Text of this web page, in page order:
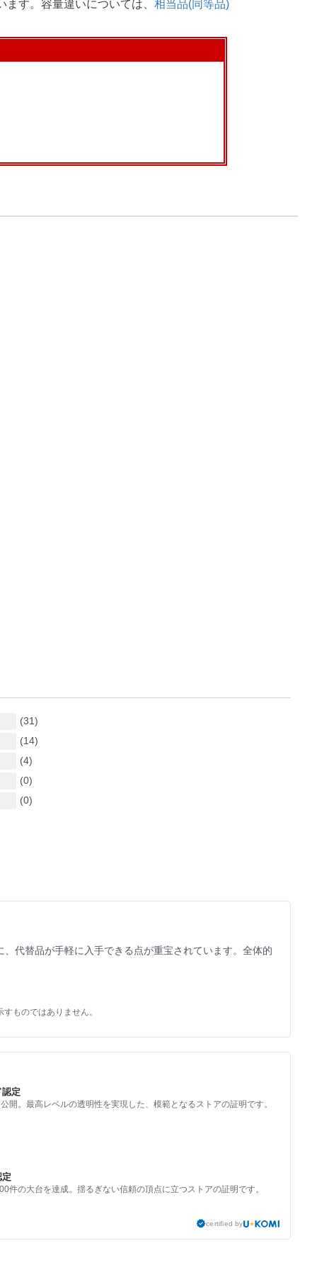
ます。容量違いについては、相当品(同等品)
(31)
(14)
(4)
(0)
(0)
代替品が手軽に入手できる点が重宝されています。全体的
ものではありません。
定
開。最高レベルの透明性を実現した、模範となるストアの証明です。
件の大台を達成。揺るぎない信頼の頂点に立つストアの証明です。
certified by